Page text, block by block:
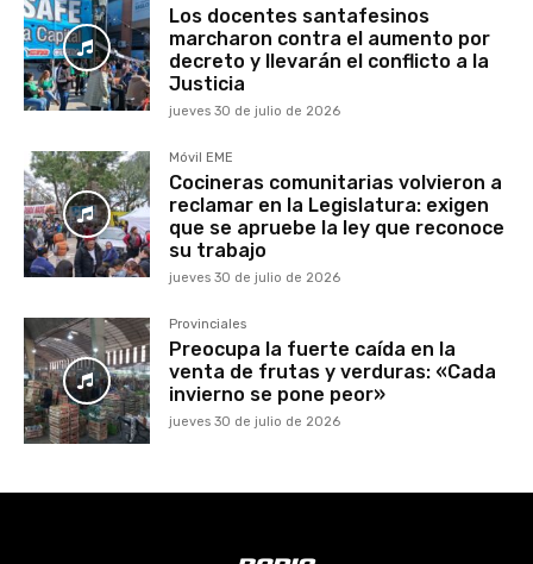
Los docentes santafesinos
marcharon contra el aumento por
decreto y llevarán el conflicto a la
Justicia
jueves 30 de julio de 2026
Móvil EME
Cocineras comunitarias volvieron a
reclamar en la Legislatura: exigen
que se apruebe la ley que reconoce
su trabajo
jueves 30 de julio de 2026
Provinciales
Preocupa la fuerte caída en la
venta de frutas y verduras: «Cada
invierno se pone peor»
jueves 30 de julio de 2026